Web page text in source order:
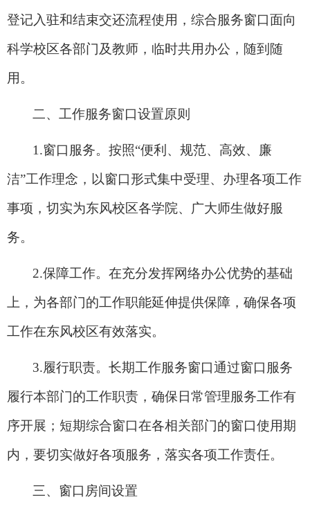
登记入驻和结束交还流程使用，综合服务窗口面向
科学校区各部门及教师，临时共用办公，随到随
用。
二、工作服务窗口设置原则
1.窗口服务。按照“便利、规范、高效、廉
洁”工作理念，以窗口形式集中受理、办理各项工作
事项，切实为东风校区各学院、广大师生做好服
务。
2.保障工作。在充分发挥网络办公优势的基础
上，为各部门的工作职能延伸提供保障，确保各项
工作在东风校区有效落实。
3.履行职责。长期工作服务窗口通过窗口服务
履行本部门的工作职责，确保日常管理服务工作有
序开展；短期综合窗口在各相关部门的窗口使用期
内，要切实做好各项服务，落实各项工作责任。
三、窗口房间设置